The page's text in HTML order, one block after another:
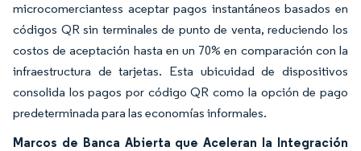
microcomerciantess aceptar pagos instantáneos basados en
códigos QR sin terminales de punto de venta, reduciendo los
costos de aceptación hasta en un 70% en comparación con la
infraestructura de tarjetas. Esta ubicuidad de dispositivos
consolida los pagos por código QR como la opción de pago
predeterminada para las economías informales.
Marcos de Banca Abierta que Aceleran la Integración